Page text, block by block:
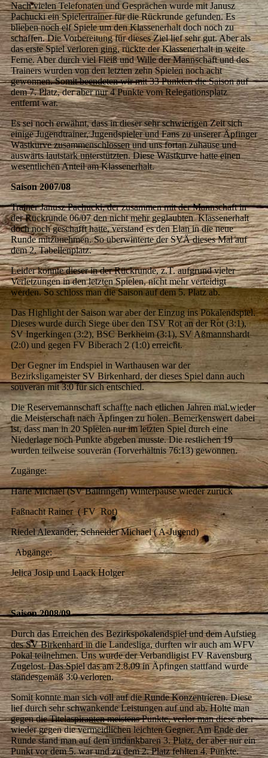
Nach vielen Telefonaten und Gesprächen wurde mit Janusz
Pachucki ein Spielertrainer für die Rückrunde gefunden. Es
blieben noch elf Spiele um den Klassenerhalt doch noch zu
schaffen. Die Vorbereitung für dieses Ziel lief sehr gut. Aber als
das erste Spiel verloren ging, rückte der Klassenerhalt in weite
Ferne. Aber durch viel Fleiß und Wille der Mannschaft und des
Trainers wurden von den letzten zehn Spielen noch acht
gewonnen. Somit beendeten wir mit 33 Punkten die Saison auf
dem 7. Platz, der aber nur 4 Punkte vom Relegationsplatz
entfernt war.
Es sei noch erwähnt, dass in dieser sehr schwierigen Zeit sich
einige Jugendtrainer, Jugendspieler und Fans zu unserer Äpfinger
Wästkurve zusammenschlossen und uns fortan zuhause und
auswärts lautstark unterstützten. Diese Wästkurve hatte einen
wesentlichen Anteil am Klassenerhalt.
Saison 2007/08
Trainer Janusz Pachucki, der zusammen mit der Mannschaft in
der Rückrunde 06/07 den nicht mehr geglaubten Klassenerhalt
doch noch geschafft hatte, verstand es den Elan in die neue
Runde mitzunehmen. So überwinterte der SVÄ dieses Mal auf
dem 2. Tabellenplatz.
Leider konnte dieser in der Rückrunde, z.T. aufgrund vieler
Verletzungen in den letzten Spielen, nicht mehr verteidigt
werden. So schloss man die Saison auf dem 5. Platz ab.
Das Highlight der Saison war aber der Einzug ins Pokalendspiel.
Dieses wurde durch Siege über den TSV Rot an der Rot (3:1),
SV Ingerkingen (3:2), BSC Berkheim (3:1), SV Aßmannshardt
(2:0) und gegen FV Biberach 2 (1:0) erreicht.
Der Gegner im Endspiel in Warthausen war der
Bezirksligameister SV Birkenhard, der dieses Spiel dann auch
souverän mit 3:0 für sich entschied.
Die Reservemannschaft schaffte nach etlichen Jahren mal wieder
die Meisterschaft nach Äpfingen zu holen. Bemerkenswert dabei
ist, dass man in 20 Spielen nur im letzten Spiel durch eine
Niederlage noch Punkte abgeben musste. Die restlichen 19
wurden teilweise souverän (Torverhältnis 76:13) gewonnen.
Zugänge:
Härle Michael (SV Baltringen) Winterpause wieder zurück
Faßnacht Rainer ( FV Rot)
Riedel Alexander, Schneider Michael ( A-Jugend)
Abgänge:
Jelica Josip und Laack Holger
Saison 2008/09
Durch das Erreichen des Bezirkspokalendspiel und dem Aufstieg
des SV Birkenhard in die Landesliga, durften wir auch am WFV
Pokal teilnehmen. Uns wurde der Verbandligist FV Ravensburg
Zugelost. Das Spiel das am 2.8.09 in Äpfingen stattfand wurde
standesgemäß 3:0 verloren.
Somit konnte man sich voll auf die Runde Konzentrieren. Diese
lief durch sehr schwankende Leistungen auf und ab. Holte man
gegen die Titelaspiranten meistens Punkte, verlor man diese aber
wieder gegen die vermeidlichen leichten Gegner. Am Ende der
Runde stand man auf dem undankbaren 3. Platz, der aber nur ein
Punkt vor dem 5. war und zu dem 2. Platz fehlten 4. Punkte.